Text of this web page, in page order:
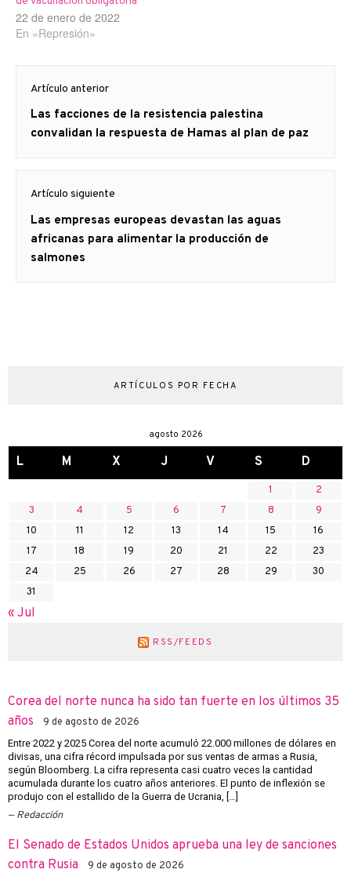
22 de enero de 2022
En «Represión»
de
entradas
Artículo anterior
Artículo
anterior
Las facciones de la resistencia palestina
convalidan la respuesta de Hamas al plan de paz
Artículo siguiente
Artículo
siguiente:
Las empresas europeas devastan las aguas
africanas para alimentar la producción de
salmones
ARTÍCULOS POR FECHA
agosto 2026
L M X J V S D
1
2
3
4 5 6 7 8
9
10
11 12 13 14 15
16
17
18 19 20 21 22
23
24
25 26 27 28 29
30
31
« Jul
RSS/FEEDS
Corea del norte nunca ha sido tan fuerte en los últimos 35
años
9 de agosto de 2026
Entre 2022 y 2025 Corea del norte acumuló 22.000 millones de dólares en
divisas, una cifra récord impulsada por sus ventas de armas a Rusia,
según Bloomberg. La cifra representa casi cuatro veces la cantidad
acumulada durante los cuatro años anteriores. El punto de inflexión se
produjo con el estallido de la Guerra de Ucrania, […]
Redacción
El Senado de Estados Unidos aprueba una ley de sanciones
contra Rusia
9 de agosto de 2026